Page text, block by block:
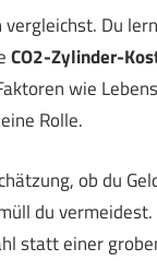
Du
CO2-Zylinder-
wie
Rolle.
ob du
du
statt einer